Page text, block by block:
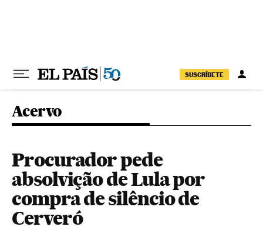
SUSCRÍBETE
Acervo
Procurador pede
absolvição de Lula por
compra de silêncio de
Cerveró